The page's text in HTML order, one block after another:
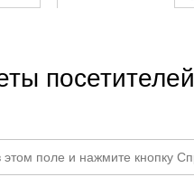
посетителей